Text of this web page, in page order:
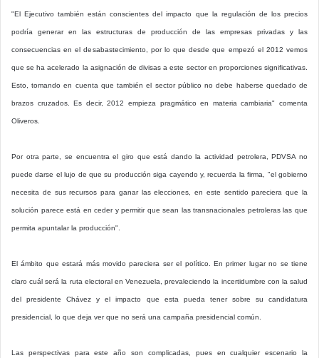
"El Ejecutivo también están conscientes del impacto que la regulación de los precios
podría generar en las estructuras de producción de las empresas privadas y las
consecuencias en el desabastecimiento, por lo que desde que empezó el 2012 vemos
que se ha acelerado la asignación de divisas a este sector en proporciones significativas.
Esto, tomando en cuenta que también el sector público no debe haberse quedado de
brazos cruzados. Es decir, 2012 empieza pragmático en materia cambiaria" comenta
Oliveros.
Por otra parte, se encuentra el giro que está dando la actividad petrolera, PDVSA no
puede darse el lujo de que su producción siga cayendo y, recuerda la firma, "el gobierno
necesita de sus recursos para ganar las elecciones, en este sentido pareciera que la
solución parece está en ceder y permitir que sean las transnacionales petroleras las que
permita apuntalar la producción".
El ámbito que estará más movido pareciera ser el político. En primer lugar no se tiene
claro cuál será la ruta electoral en Venezuela, prevaleciendo la incertidumbre con la salud
del presidente Chávez y el impacto que esta pueda tener sobre su candidatura
presidencial, lo que deja ver que no será una campaña presidencial común.
Las perspectivas para este año son complicadas, pues en cualquier escenario la